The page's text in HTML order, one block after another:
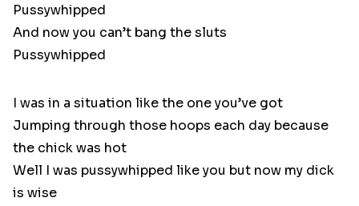
Pussywhipped
And now you can’t bang the sluts
Pussywhipped
I was in a situation like the one you’ve got
Jumping through those hoops each day because
the chick was hot
Well I was pussywhipped like you but now my dick
is wise